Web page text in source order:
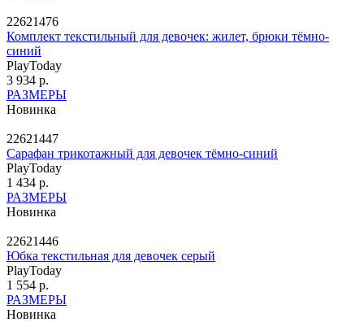
22621476
Комплект текстильный для девочек: жилет, брюки тёмно-
синий
PlayToday
3 934 р.
РАЗМЕРЫ
Новинка
22621447
Сарафан трикотажный для девочек тёмно-синий
PlayToday
1 434 р.
РАЗМЕРЫ
Новинка
22621446
Юбка текстильная для девочек серый
PlayToday
1 554 р.
РАЗМЕРЫ
Новинка